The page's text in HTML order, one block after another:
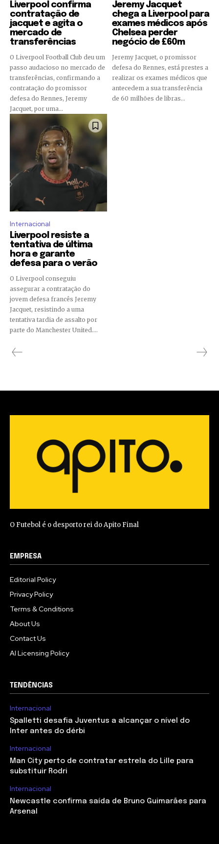
Liverpool confirma
contratação de
jacquet e agita o
mercado de
transferências
O Liverpool Football Club deu um
passo audacioso no mercado de
transferências, confirmando a
contratação do promissor
defesa do Rennes, Jeremy
Jacquet, por uma...
Jeremy Jacquet
chega a Liverpool para
exames médicos após
Chelsea perder
negócio de £60m
Jeremy Jacquet, o promissor
defesa do Rennes, está prestes a
realizar os exames médicos que
antecedem a sua transferência
de 60 milhões de libras...
Internacional
Liverpool resiste a
tentativa de última
hora e garante
defesa para o verão
O Liverpool conseguiu
assegurar a contratação do
jovem defesa francês Jeremy
Jacquet, resistindo a uma
tentativa tardia de assalto por
parte do Manchester United....
O Futebol é o desporto rei do Apito Final
EMPRESA
Editorial Policy
Privacy Policy
Terms & Conditions
About Us
Contact Us
AI Licensing Policy
TENDÊNCIAS
Internacional
Spalletti desafia Juventus a alcançar o nível do
Inter antes do dérbi
Internacional
Man City perto de contratar estrela do Lille para
substituir Rodri
Internacional
Newcastle confirma saída de Bruno Guimarães para
Arsenal